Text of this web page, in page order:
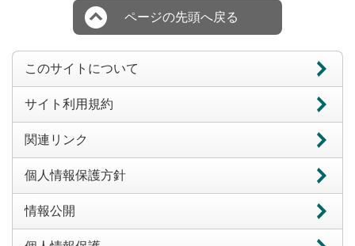
ページの先頭へ戻る
このサイトについて
サイト利用規約
関連リンク
個人情報保護方針
情報公開